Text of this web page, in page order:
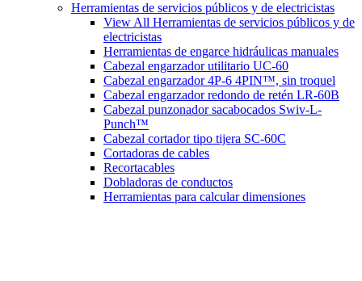
Herramientas de servicios públicos y de electricistas
View All Herramientas de servicios públicos y de
electricistas
Herramientas de engarce hidráulicas manuales
Cabezal engarzador utilitario UC-60
Cabezal engarzador 4P-6 4PIN™, sin troquel
Cabezal engarzador redondo de retén LR-60B
Cabezal punzonador sacabocados Swiv-L-
Punch™
Cabezal cortador tipo tijera SC-60C
Cortadoras de cables
Recortacables
Dobladoras de conductos
Herramientas para calcular dimensiones